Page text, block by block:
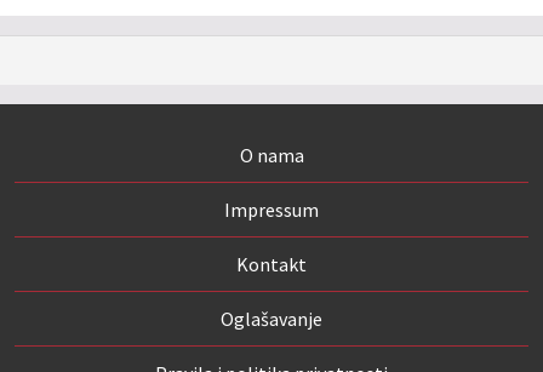
O nama
Impressum
Kontakt
Oglašavanje